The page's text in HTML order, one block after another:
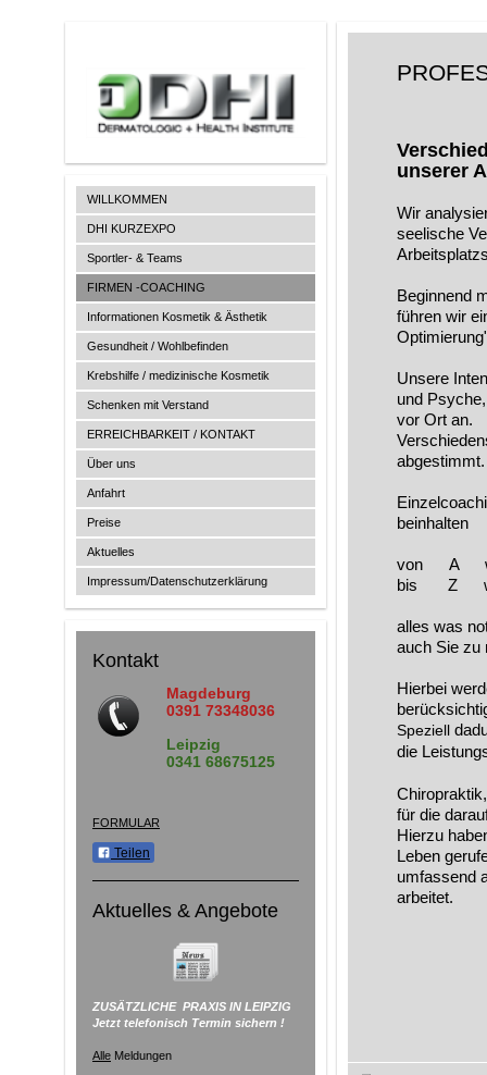
WILLKOMMEN
DHI KURZEXPO
Sportler- & Teams
FIRMEN -COACHING
Informationen Kosmetik & Ästhetik
Gesundheit / Wohlbefinden
Krebshilfe / medizinische Kosmetik
Schenken mit Verstand
ERREICHBARKEIT / KONTAKT
Über uns
Anfahrt
Preise
Aktuelles
Impressum/Datenschutzerklärung
Kontakt
Magdeburg
0391 73348036
Leipzig
0341 68675125
FORMULAR
Teilen
Aktuelles & Angebote
ZUSÄTZLICHE PRAXIS IN LEIPZIG
Jetzt telefonisch Termin sichern !
Alle Meldungen
unserer
Wir
seelische
Beginnend
führen wir
Unsere
und
vor Ort an.
abgestimmt.
beinhalten
von A wie
bis Z wie
alles was
auch Sie zu
Hierbei
Speziell
die
für die
Hierzu
Leben
umfassend
arbeitet.